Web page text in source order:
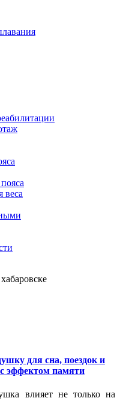
веса
для сна, поездок и
эффектом памяти
влияет не только на